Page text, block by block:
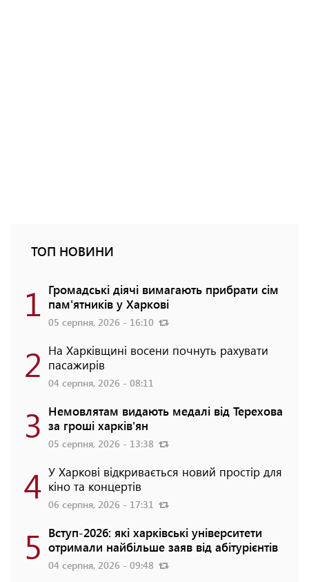
ТОП НОВИНИ
1 Громадські діячі вимагають прибрати сім
пам'ятників у Харкові
05 серпня, 2026 - 16:10
2 На Харківщині восени почнуть рахувати
пасажирів
04 серпня, 2026 - 08:11
3 Немовлятам видають медалі від Терехова
за гроші харків'ян
05 серпня, 2026 - 13:38
4 У Харкові відкривається новий простір для
кіно та концертів
06 серпня, 2026 - 17:31
5 Вступ-2026: які харківські університети
отримали найбільше заяв від абітурієнтів
04 серпня, 2026 - 09:48